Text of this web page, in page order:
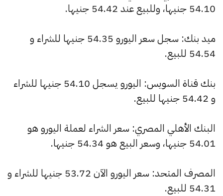
54.10 جنيها، وللبيع عند 54.42 جنيها.
ميد بنك: سجل سعر اليورو 54.35 جنيها للشراء و
54.54 للبيع.
بنك قناة السويس: اليورو يسجل 54.10 جنيها للشراء
و 54.42 جنيها للبيع.
البنك الأهلي المصري: سعر الشراء لعملة اليورو هو
54.01 جنيها، وسعر البيع هو 54.34 جنيها.
المصرف المتحد: سعر اليورو الآن 53.72 جنيها للشراء و
54.31 للبيع.